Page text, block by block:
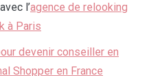
l’agence de relooking
à Paris
devenir conseiller en
Shopper en France